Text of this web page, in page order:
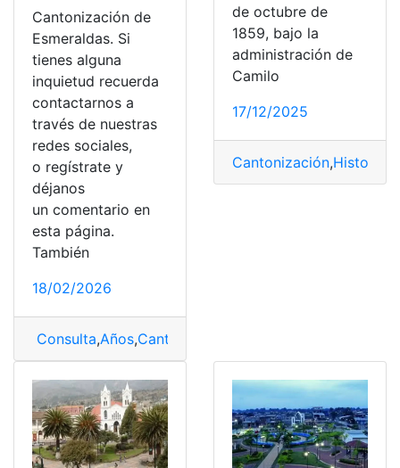
Cantonización de
Esmeraldas. Si
tienes alguna
inquietud recuerda
contactarnos a
través de nuestras
redes sociales,
o regístrate y
déjanos
un comentario en
esta página.
También
18/02/2026
Consulta,Años,Cantonización
de octubre de
1859, bajo la
administración de
Camilo
17/12/2025
Cantonización,Historia